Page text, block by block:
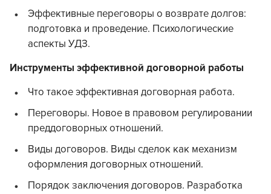
Эффективные переговоры о возврате долгов:
подготовка и проведение. Психологические
аспекты УДЗ.
Инструменты эффективной договорной работы
Что такое эффективная договорная работа.
Переговоры. Новое в правовом регулировании
преддоговорных отношений.
Виды договоров. Виды сделок как механизм
оформления договорных отношений.
Порядок заключения договоров. Разработка